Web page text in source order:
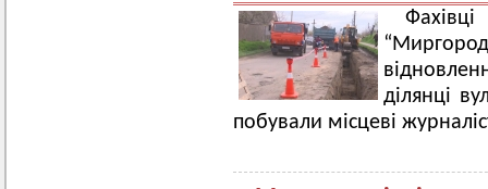
ділянці
побували місцеві